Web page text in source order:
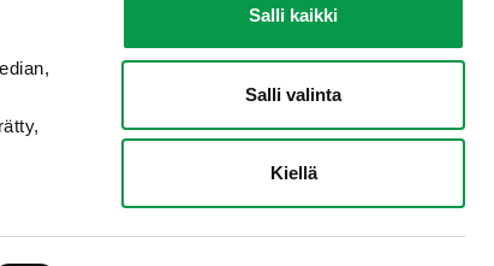
Salli kaikki
Salli valinta
Kiellä
Tilaa
uutiskirje